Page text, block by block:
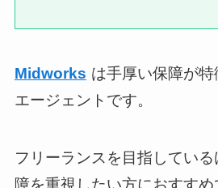
Midworks は手厚い保障が
エージェントです。
フリーランスを目指してい
障を重視したい方におすすめ